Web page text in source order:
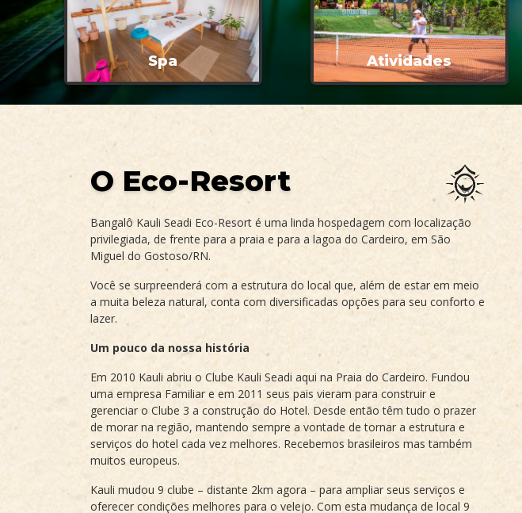
Spa Atividades
O Eco-Resort
Bangalô Kauli Seadi Eco-Resort é uma linda hospedagem com localização
privilegiada, de frente para a praia e para a lagoa do Cardeiro, em São
Miguel do Gostoso/RN.
Você se surpreenderá com a estrutura do local que, além de estar em meio
a muita beleza natural, conta com diversificadas opções para seu conforto e
lazer.
Um pouco da nossa história
Em 2010 Kauli abriu o Clube Kauli Seadi aqui na Praia do Cardeiro. Fundou
uma empresa Familiar e em 2011 seus pais vieram para construir e
gerenciar o Clube 3 a construção do Hotel. Desde então têm tudo o prazer
de morar na região, mantendo sempre a vontade de tornar a estrutura e
serviços do hotel cada vez melhores. Recebemos brasileiros mas também
muitos europeus.
Kauli mudou 9 clube – distante 2km agora – para ampliar seus serviços e
oferecer condições melhores para o velejo. Com esta mudança de local 9